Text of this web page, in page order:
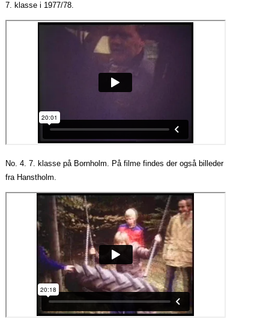
7. klasse i 1977/78.
No. 4. 7. klasse på Bornholm. På filme findes der også billeder
fra Hanstholm.